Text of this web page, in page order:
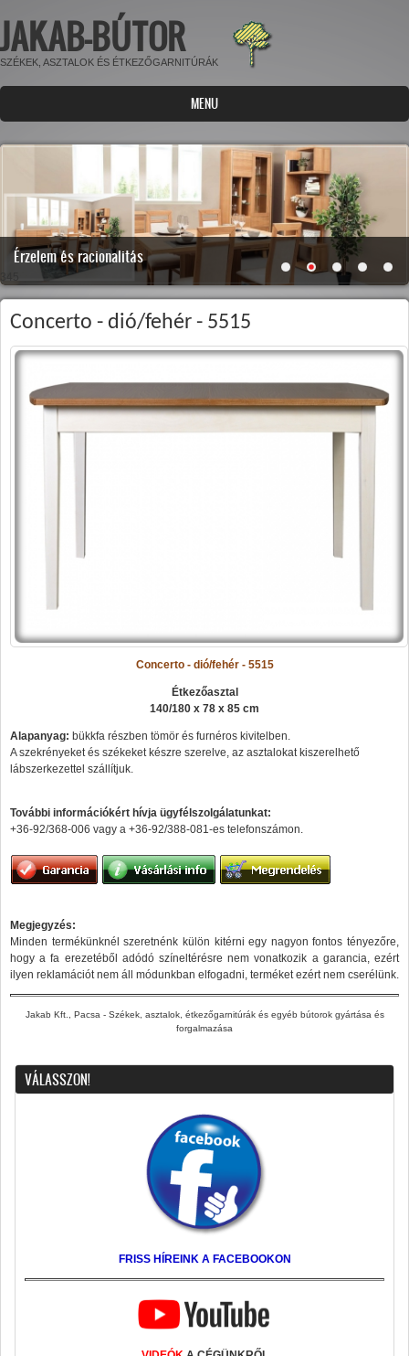
Ugrás a tartalomra
JAKAB-BÚTOR
SZÉKEK, ASZTALOK ÉS ÉTKEZŐGARNITÚRÁK
MENU
Érzelem és racionalitás
Concerto - dió/fehér - 5515
Concerto - dió/fehér - 5515
Étkezőasztal
140/180 x 78 x 85 cm
Alapanyag: bükkfa részben tömör és furnéros kivitelben.
A szekrényeket és székeket készre szerelve, az asztalokat kiszerelhető
lábszerkezettel szállítjuk.
További információkért hívja ügyfélszolgálatunkat:
+36-92/368-006 vagy a +36-92/388-081-es telefonszámon.
Megjegyzés:
Minden termékünknél szeretnénk külön kitérni egy nagyon fontos tényezőre,
hogy a fa erezetéből adódó színeltérésre nem vonatkozik a garancia, ezért
ilyen reklamációt nem áll módunkban elfogadni, terméket ezért nem cserélünk.
Jakab Kft., Pacsa - Székek, asztalok, étkezőgarnitúrák és egyéb bútorok gyártása és
forgalmazása
VÁLASSZON!
FRISS HÍREINK A FACEBOOKON